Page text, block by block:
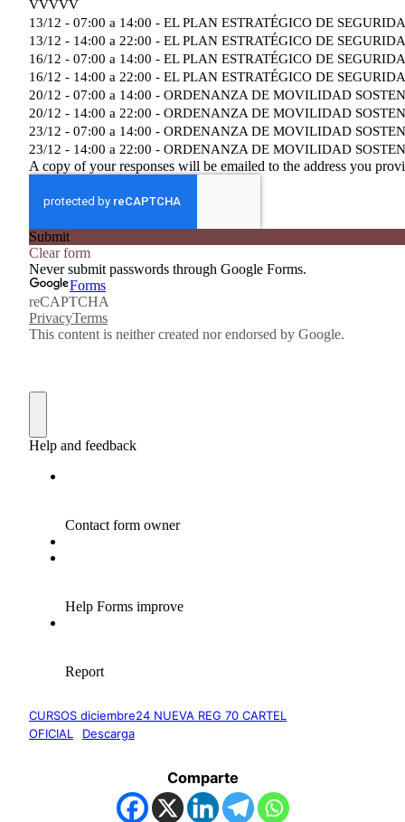
CURSOS diciembre24 NUEVA REG 70 CARTEL
OFICIAL
Descarga
Comparte